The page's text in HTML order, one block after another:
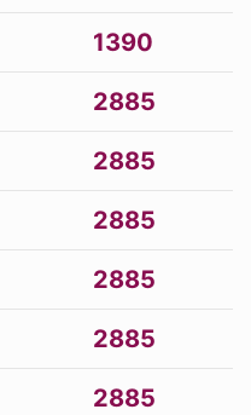
1390
2885
2885
2885
2885
2885
2885